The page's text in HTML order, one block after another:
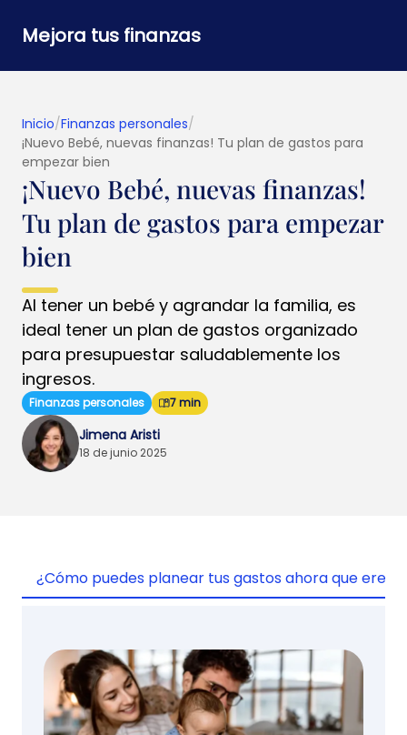
Mejora tus finanzas
Inicio/Finanzas personales/
¡Nuevo Bebé, nuevas finanzas! Tu plan de gastos para
empezar bien
¡Nuevo Bebé, nuevas finanzas!
Tu plan de gastos para empezar
bien
Al tener un bebé y agrandar la familia, es
ideal tener un plan de gastos organizado
para presupuestar saludablemente los
ingresos.
Finanzas personales 7 min
Jimena Aristi
18 de junio 2025
¿Cómo puedes planear tus gastos ahora que eres